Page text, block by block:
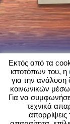
Τι είναι το Kapi
Φόρουμ
Όροι
Υποστήριξη
Εκτός από τα
ιστοτόπων του, η
για την
κοινωνικών
Για να
τεχνικά
απορρίψεις